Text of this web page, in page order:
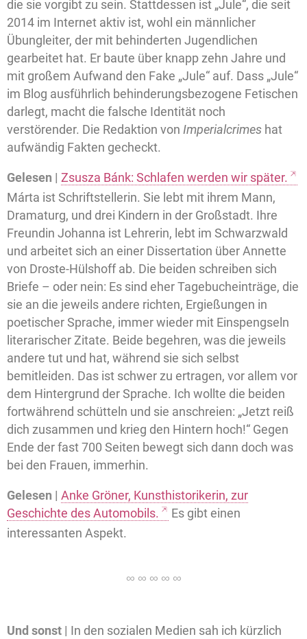
die sie vorgibt zu sein. Stattdessen ist „Jule“, die seit
2014 im Internet aktiv ist, wohl ein männlicher
Übungleiter, der mit behinderten Jugendlichen
gearbeitet hat. Er baute über knapp zehn Jahre und
mit großem Aufwand den Fake „Jule“ auf. Dass „Jule“
im Blog ausführlich behinderungsbezogene Fetischen
darlegt, macht die falsche Identität noch
verstörender. Die Redaktion von Imperialcrimes hat
aufwändig Fakten gecheckt.
Gelesen | Zsusza Bánk: Schlafen werden wir später.
Márta ist Schriftstellerin. Sie lebt mit ihrem Mann,
Dramaturg, und drei Kindern in der Großstadt. Ihre
Freundin Johanna ist Lehrerin, lebt im Schwarzwald
und arbeitet sich an einer Dissertation über Annette
von Droste-Hülshoff ab. Die beiden schreiben sich
Briefe – oder nein: Es sind eher Tagebucheinträge, die
sie an die jeweils andere richten, Ergießungen in
poetischer Sprache, immer wieder mit Einspengseln
literarischer Zitate. Beide begehren, was die jeweils
andere tut und hat, während sie sich selbst
bemitleiden. Das ist schwer zu ertragen, vor allem vor
dem Hintergrund der Sprache. Ich wollte die beiden
fortwährend schütteln und sie anschreien: „Jetzt reiß
dich zusammen und krieg den Hintern hoch!“ Gegen
Ende der fast 700 Seiten bewegt sich dann doch was
bei den Frauen, immerhin.
Gelesen | Anke Gröner, Kunsthistorikerin, zur
Geschichte des Automobils.
Es gibt einen
interessanten Aspekt.
Und sonst | In den sozialen Medien sah ich kürzlich